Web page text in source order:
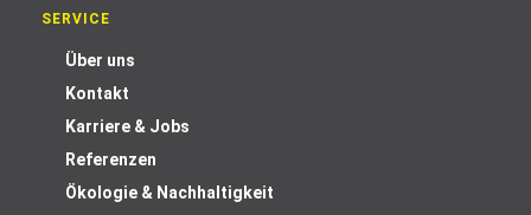
SERVICE
Über uns
Kontakt
Karriere & Jobs
Referenzen
Ökologie & Nachhaltigkeit